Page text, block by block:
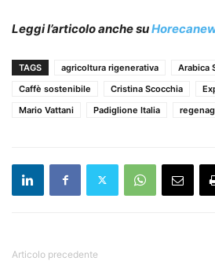
Leggi l’articolo anche su
TAGS agricoltura rigenerativa
Arabica
Caffè sostenibile
Cristina Scocchia
Mario Vattani
Padiglione Italia
Articolo precedente